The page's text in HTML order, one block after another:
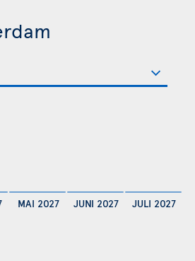
MAI 2027 JUNI 2027 JULI 2027